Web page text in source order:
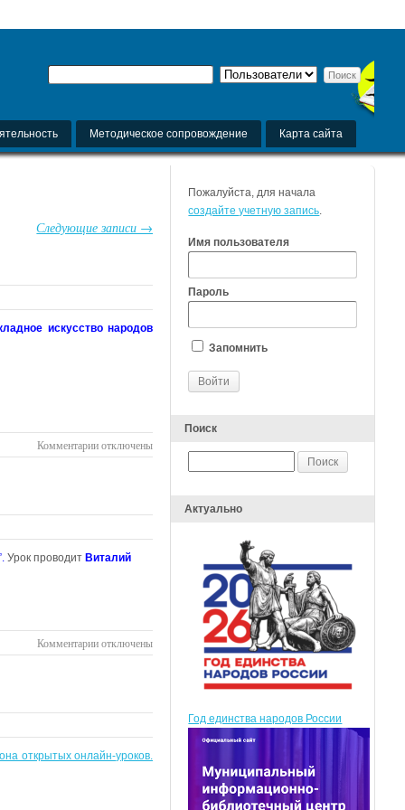
Методическое сопровождение Карта сайта
Следующие записи →
искусство народов
Комментариик
записи
технологии
7
отключены
Урок проводитВиталий
Комментариик
записи
физической
в
отключены
открытых онлайн-уроков.
Пожалуйста, для начала
создайте учетную запись.
Имя пользователя
Пароль
Запомнить
Поиск
Актуально
Год единства народов России